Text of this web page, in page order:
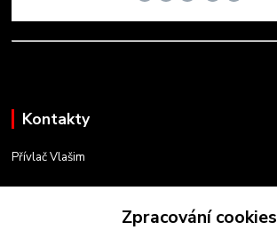
Kontakty
Přívlač Vlašim
734 754 584
Zpracování cookies